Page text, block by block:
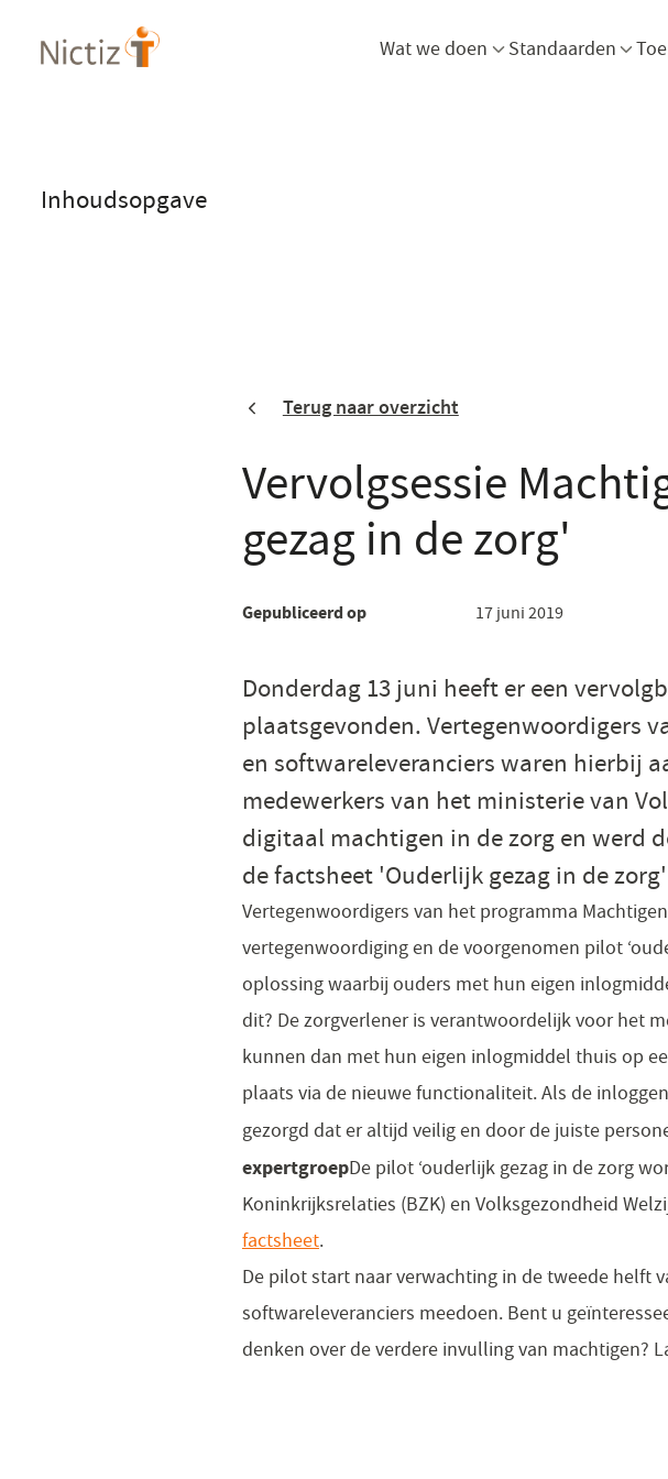
en
Wat we doen Menu openen
Standaarden
Inhoudsopgave
Terug naar overzicht
Vervolgsessie
gezag in de zorg'
Gepubliceerd op 17 juni 2019
Donderdag 13 juni heeft er een
plaatsgevonden. Vertegenwoordigers
en softwareleveranciers waren hierbij
medewerkers van het ministerie van
digitaal machtigen in de zorg en werd
de factsheet 'Ouderlijk gezag in de
Vertegenwoordigers van het programma
vertegenwoordiging en de voorgenomen pilot
oplossing waarbij ouders met hun eigen
dit? De zorgverlener is verantwoordelijk voor het
kunnen dan met hun eigen inlogmiddel thuis op
plaats via de nieuwe functionaliteit. Als de
gezorgd dat er altijd veilig en door de juiste
expertgroepDe pilot ‘ouderlijk gezag in de zorg
Koninkrijksrelaties (BZK) en Volksgezondheid
factsheet.
De pilot start naar verwachting in de tweede helft
softwareleveranciers meedoen. Bent u
denken over de verdere invulling van machtigen?